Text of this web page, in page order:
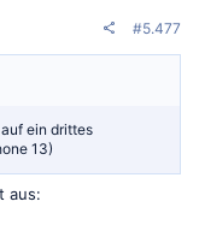
#5.477
ein drittes
13)
aus: